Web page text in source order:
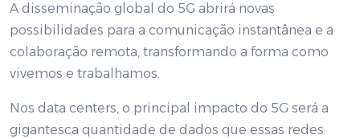
A disseminação global do 5G abrirá novas
possibilidades para a comunicação instantânea e a
colaboração remota, transformando a forma como
vivemos e trabalhamos.
Nos data centers, o principal impacto do 5G será a
gigantesca quantidade de dados que essas redes